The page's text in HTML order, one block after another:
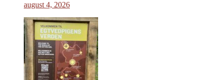
august 4, 2026